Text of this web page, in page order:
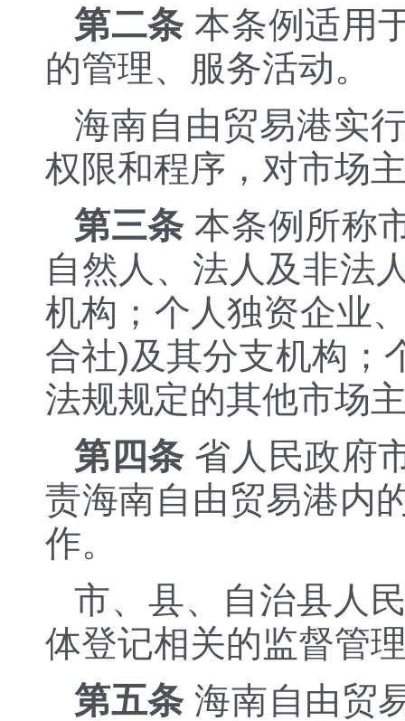
第二条本条例适用
的管理、服务活动。
海南自由贸易港实
权限和程序，对市场
第三条本条例所称
自然人、法人及非法
机构；个人独资企业
合社)及其分支机构；
法规规定的其他市场
第四条省人民政府
责海南自由贸易港内
作。
市、县、自治县人
体登记相关的监督管
第五条海南自由贸